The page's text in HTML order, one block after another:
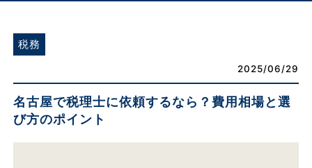
税務
2025/06/29
名古屋で税理士に依頼するなら？費用相場と選
び方のポイント